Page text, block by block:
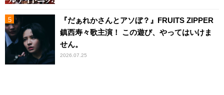
『だぁれかさんとアソぼ？』FRUITS ZIPPER
鎮西寿々歌主演！ この遊び、やってはいけま
せん。
2026.07.25